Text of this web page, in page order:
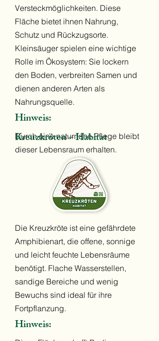
Versteckmöglichkeiten. Diese
Fläche bietet ihnen Nahrung,
Schutz und Rückzugsorte.
Kleinsäuger spielen eine wichtige
Rolle im Ökosystem: Sie lockern
den Boden, verbreiten Samen und
dienen anderen Arten als
Nahrungsquelle.
Hinweis:
Durch eine naturnahe Pflege bleibt
dieser Lebensraum erhalten.
Kreuzkröten – Habitat
Die Kreuzkröte ist eine gefährdete
Amphibienart, die offene, sonnige
und leicht feuchte Lebensräume
benötigt. Flache Wasserstellen,
sandige Bereiche und wenig
Bewuchs sind ideal für ihre
Fortpflanzung.
Hinweis: